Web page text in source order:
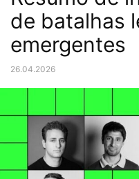
de batalhas
emergentes
26.04.2026